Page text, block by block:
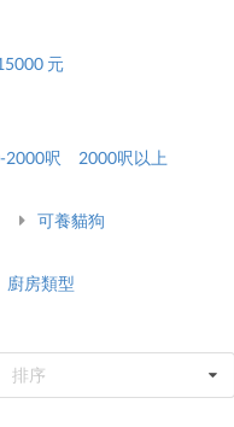
元
2000呎
2000呎以上
可養貓狗
廚房類型
排序